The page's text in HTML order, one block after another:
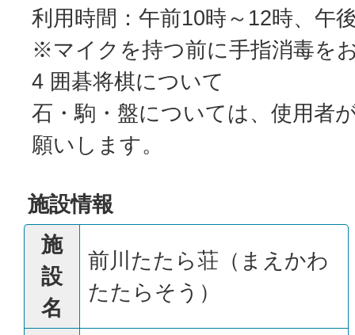
利用時間：午前10時～12時、午
※マイクを持つ前に手指消毒を
4 囲碁将棋について
石・駒・盤については、使用者
願いします。
施設情報
施
設
名
前川たたら荘（まえかわ
たたらそう）